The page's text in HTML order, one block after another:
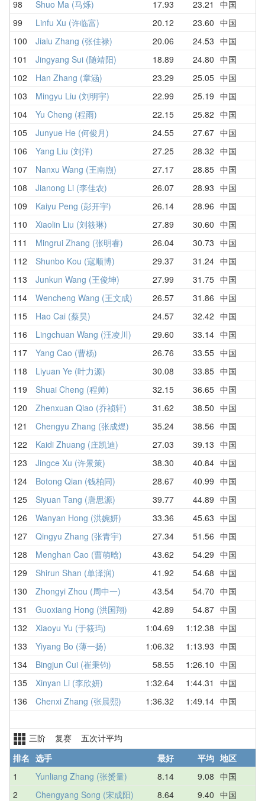
98 Shuo Ma (马烁) 17.93 23.21 中国
99 Linfu Xu (许临富) 20.12 23.60 中国
100 Jialu Zhang (张佳禄) 20.06 24.53 中国
101 Jingyang Sui (随靖阳) 18.89 24.80 中国
102 Han Zhang (章涵) 23.29 25.05 中国
103 Mingyu Liu (刘明宇) 22.99 25.19 中国
104 Yu Cheng (程雨) 22.15 25.82 中国
105 Junyue He (何俊月) 24.55 27.67 中国
106 Yang Liu (刘洋) 27.25 28.32 中国
107 Nanxu Wang (王南煦) 27.17 28.85 中国
108 Jianong Li (李佳农) 26.07 28.93 中国
109 Kaiyu Peng (彭开宇) 26.14 28.96 中国
110 Xiaolin Liu (刘筱琳) 27.89 30.60 中国
111 Mingrui Zhang (张明睿) 26.04 30.73 中国
112 Shunbo Kou (寇顺博) 29.37 31.24 中国
113 Junkun Wang (王俊坤) 27.99 31.75 中国
114 Wencheng Wang (王文成) 26.57 31.86 中国
115 Hao Cai (蔡昊) 24.57 32.42 中国
116 Lingchuan Wang (汪凌川) 29.60 33.14 中国
117 Yang Cao (曹杨) 26.76 33.55 中国
118 Liyuan Ye (叶力源) 30.08 33.85 中国
119 Shuai Cheng (程帅) 32.15 36.65 中国
120 Zhenxuan Qiao (乔祯轩) 31.62 38.50 中国
121 Chengyu Zhang (张成煜) 35.24 38.56 中国
122 Kaidi Zhuang (庄凯迪) 27.03 39.13 中国
123 Jingce Xu (许景策) 38.30 40.84 中国
124 Botong Qian (钱柏同) 28.67 40.99 中国
125 Siyuan Tang (唐思源) 39.77 44.89 中国
126 Wanyan Hong (洪婉妍) 33.36 45.63 中国
127 Qingyu Zhang (张青宇) 27.34 51.56 中国
128 Menghan Cao (曹萌晗) 43.62 54.29 中国
129 Shirun Shan (单泽润) 41.92 54.68 中国
130 Zhongyi Zhou (周中一) 43.54 54.70 中国
131 Guoxiang Hong (洪国翔) 42.89 54.87 中国
132 Xiaoyu Yu (于筱玙) 1:04.69 1:12.38 中国
133 Yiyang Bo (薄一扬) 1:06.32 1:13.93 中国
134 Bingjun Cui (崔秉钧) 58.55 1:26.10 中国
135 Xinyan Li (李欣妍) 1:32.64 1:44.31 中国
136 Chenxi Zhang (张晨熙) 1:36.32 1:49.14 中国
三阶 复赛 五次计平均
排名 选手 最好 平均 地区
1
Yunliang Zhang (张赟量) 8.14 9.08 中国
2 Chengyang Song (宋成阳) 8.64 9.40 中国